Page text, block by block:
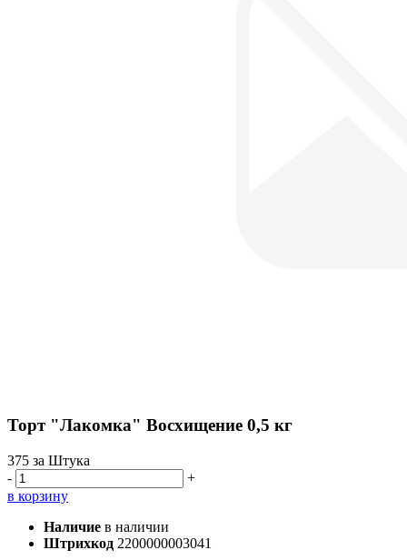
Торт "Лакомка" Восхищение 0,5 кг
375 за Штука
-
+
в корзину
Наличие в наличии
Штрихкод 2200000003041